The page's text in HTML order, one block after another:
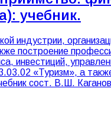
учебник.
индустрии,
построение
инвестиций,
«Туризм», а
сост. В.Ш.